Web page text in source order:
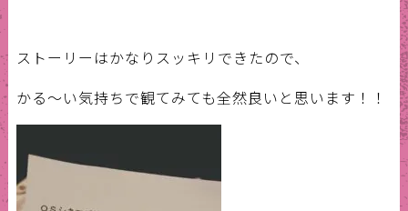
ストーリーはかなりスッキリできたので、
かる～い気持ちで観てみても全然良いと思います！！